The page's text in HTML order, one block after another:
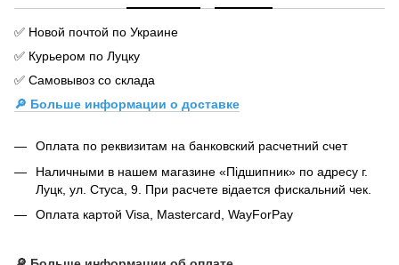
✅ Новой почтой по Украине
✅ Курьером по Луцку
✅ Самовывоз со склада
🔎 Больше информации о доставке
Оплата по реквизитам на банковский расчетний счет
Наличными в нашем магазине «Підшипник» по адресу г.
Луцк, ул. Стуса, 9. При расчете відается фискальний чек.
Оплата картой Visa, Mastercard, WayForPay